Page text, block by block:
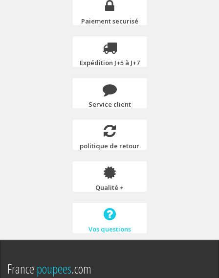
Paiement securisé
Expédition J+5 à J+7
Service client
politique de retour
Qualité +
Vos questions
Francepoupees.com